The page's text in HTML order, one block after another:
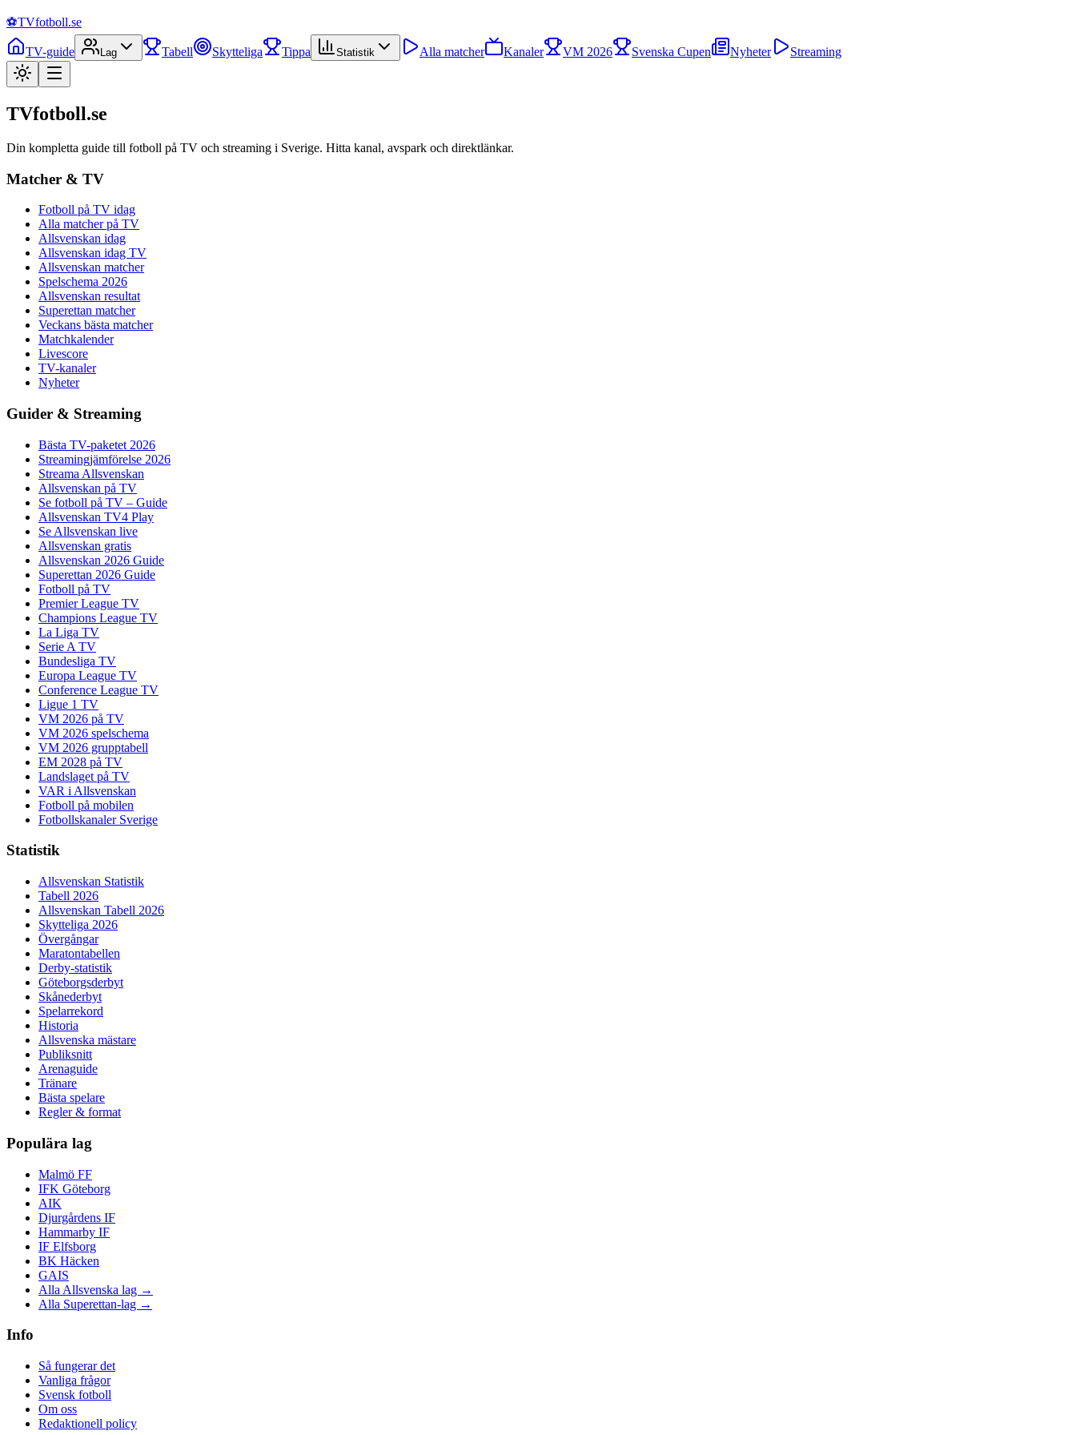
⚽TVfotboll.se
TV-guide Lag Tabell Skytteliga Tippa Statistik Alla matcher Kanaler VM 2026 Svenska Cupen Nyheter Streaming
TVfotboll.se
Din kompletta guide till fotboll på TV och streaming i Sverige. Hitta kanal, avspark och direktlänkar.
Matcher & TV
Fotboll på TV idag
Alla matcher på TV
Allsvenskan idag
Allsvenskan idag TV
Allsvenskan matcher
Spelschema 2026
Allsvenskan resultat
Superettan matcher
Veckans bästa matcher
Matchkalender
Livescore
TV-kanaler
Nyheter
Guider & Streaming
Bästa TV-paketet 2026
Streamingjämförelse 2026
Streama Allsvenskan
Allsvenskan på TV
Se fotboll på TV – Guide
Allsvenskan TV4 Play
Se Allsvenskan live
Allsvenskan gratis
Allsvenskan 2026 Guide
Superettan 2026 Guide
Fotboll på TV
Premier League TV
Champions League TV
La Liga TV
Serie A TV
Bundesliga TV
Europa League TV
Conference League TV
Ligue 1 TV
VM 2026 på TV
VM 2026 spelschema
VM 2026 grupptabell
EM 2028 på TV
Landslaget på TV
VAR i Allsvenskan
Fotboll på mobilen
Fotbollskanaler Sverige
Statistik
Allsvenskan Statistik
Tabell 2026
Allsvenskan Tabell 2026
Skytteliga 2026
Övergångar
Maratontabellen
Derby-statistik
Göteborgsderbyt
Skånederbyt
Spelarrekord
Historia
Allsvenska mästare
Publiksnitt
Arenaguide
Tränare
Bästa spelare
Regler & format
Populära lag
Malmö FF
IFK Göteborg
AIK
Djurgårdens IF
Hammarby IF
IF Elfsborg
BK Häcken
GAIS
Alla Allsvenska lag →
Alla Superettan-lag →
Info
Så fungerar det
Vanliga frågor
Svensk fotboll
Om oss
Redaktionell policy